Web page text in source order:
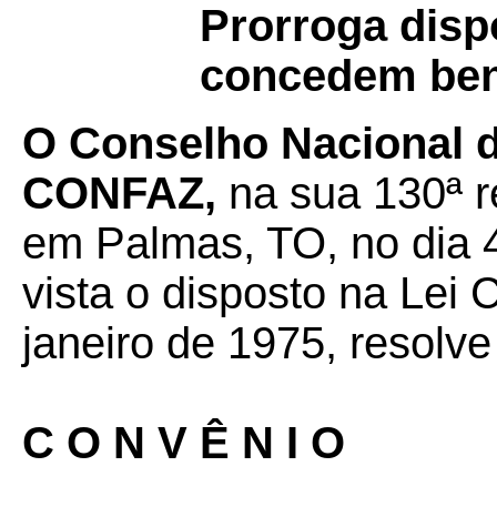
Prorroga
concedem
O Conselho Nacional
CONFAZ, na sua 130ª
em Palmas, TO, no dia
vista o disposto na Lei
janeiro de 1975,
C O N V Ê N I O